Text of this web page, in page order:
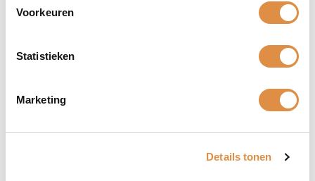
Voorkeuren
Statistieken
Marketing
Details tonen
Misschien ook interessant